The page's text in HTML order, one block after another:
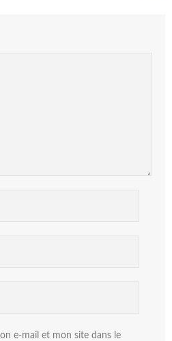
e-mail et mon site dans le